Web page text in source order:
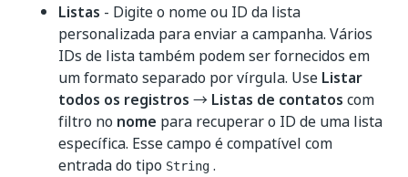
Listas - Digite o nome ou ID da lista
personalizada para enviar a campanha. Vários
IDs de lista também podem ser fornecidos em
um formato separado por vírgula. Use Listar
todos os registros → Listas de contatos com
filtro no nome para recuperar o ID de uma lista
específica. Esse campo é compatível com
entrada do tipo String .